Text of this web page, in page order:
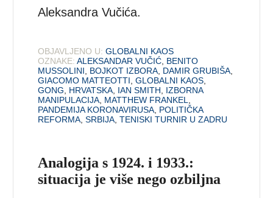
Aleksandra Vučića.
OBJAVLJENO U: GLOBALNI KAOS
OZNAKE: ALEKSANDAR VUČIĆ BENITO
MUSSOLINI
BOJKOT IZBORA DAMIR GRUBIŠA
GIACOMO MATTEOTTI ,GLOBALNI KAOS
GONG
HRVATSKA IAN SMITH
IZBORNA
MANIPULACIJA MATTHEW FRANKEL
PANDEMIJA KORONAVIRUSA POLITIČKA
REFORMA ,SRBIJA ,TENISKI TURNIR U ZADRU
Analogija s 1924. i 1933.:
situacija je više nego ozbiljna